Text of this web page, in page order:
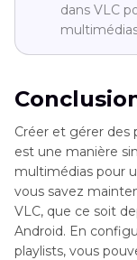
dans VLC
Créer et gérer des
est une manière
multimédias pour
vous savez
VLC, que ce soit
Android. En
playlists, vous